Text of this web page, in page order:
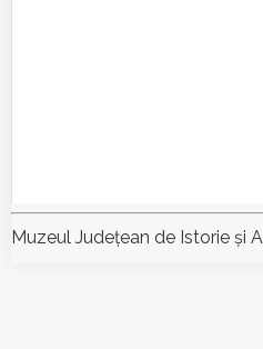
Muzeul Judeţean de Istorie şi